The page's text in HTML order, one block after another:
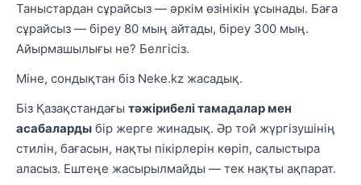
Таныстардан сұрайсыз — әркім өзінікін ұсынады. Баға
сұрайсыз — біреу 80 мың айтады, біреу 300 мың.
Айырмашылығы не? Белгісіз.
Міне, сондықтан біз Neke.kz жасадық.
Біз Қазақстандағы тәжірибелі тамадалар мен
асабаларды бір жерге жинадық. Әр той жүргізушінің
стилін, бағасын, нақты пікірлерін көріп, салыстыра
аласыз. Ештеңе жасырылмайды — тек нақты ақпарат.